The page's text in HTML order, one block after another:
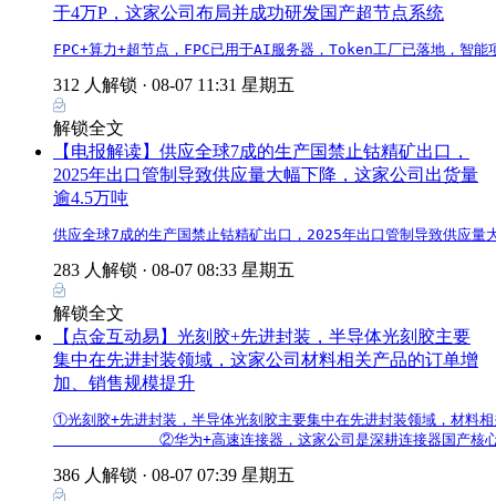
于4万P，这家公司布局并成功研发国产超节点系统
FPC+算力+超节点，FPC已用于AI服务器，Token工厂已落地，智
312 人解锁 · 08-07 11:31 星期五
解锁全文
【电报解读】供应全球7成的生产国禁止钴精矿出口，
2025年出口管制导致供应量大幅下降，这家公司出货量
逾4.5万吨
供应全球7成的生产国禁止钴精矿出口，2025年出口管制导致供应
283 人解锁 · 08-07 08:33 星期五
解锁全文
【点金互动易】光刻胶+先进封装，半导体光刻胶主要
集中在先进封装领域，这家公司材料相关产品的订单增
加、销售规模提升
①光刻胶+先进封装，半导体光刻胶主要集中在先进封装领域，材料
②华为+高速连接器，这家公司是深耕连接器国产核
386 人解锁 · 08-07 07:39 星期五